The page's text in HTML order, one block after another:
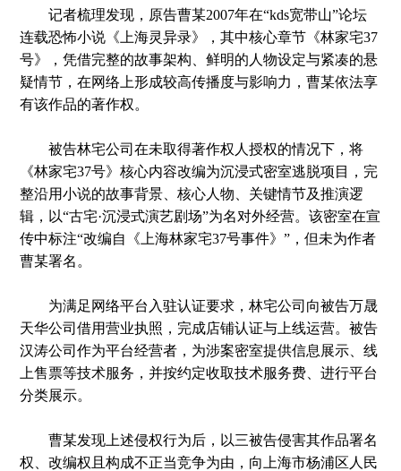
记者梳理发现，原告曹某2007年在“kds宽带山”论坛
连载恐怖小说《上海灵异录》，其中核心章节《林家宅37
号》，凭借完整的故事架构、鲜明的人物设定与紧凑的悬
疑情节，在网络上形成较高传播度与影响力，曹某依法享
有该作品的著作权。
被告林宅公司在未取得著作权人授权的情况下，将
《林家宅37号》核心内容改编为沉浸式密室逃脱项目，完
整沿用小说的故事背景、核心人物、关键情节及推演逻
辑，以“古宅·沉浸式演艺剧场”为名对外经营。该密室在宣
传中标注“改编自《上海林家宅37号事件》”，但未为作者
曹某署名。
为满足网络平台入驻认证要求，林宅公司向被告万晟
天华公司借用营业执照，完成店铺认证与上线运营。被告
汉涛公司作为平台经营者，为涉案密室提供信息展示、线
上售票等技术服务，并按约定收取技术服务费、进行平台
分类展示。
曹某发现上述侵权行为后，以三被告侵害其作品署名
权、改编权且构成不正当竞争为由，向上海市杨浦区人民